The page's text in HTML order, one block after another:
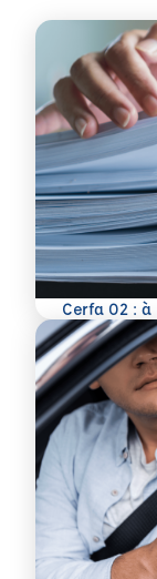
Cerfa 02 :
En savoir plus